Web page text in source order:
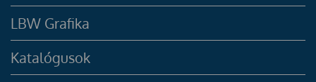
LBW Grafika
Katalógusok